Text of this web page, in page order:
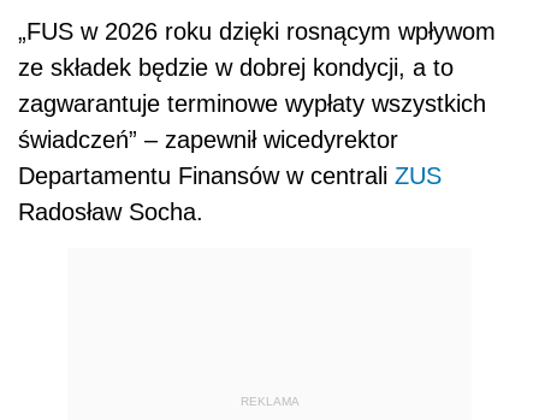
„FUS w 2026 roku dzięki rosnącym wpływom
ze składek będzie w dobrej kondycji, a to
zagwarantuje terminowe wypłaty wszystkich
świadczeń” – zapewnił wicedyrektor
Departamentu Finansów w centrali ZUS
Radosław Socha.
REKLAMA